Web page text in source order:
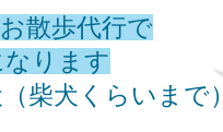
散歩代行で
なります
柴犬くらいまで）